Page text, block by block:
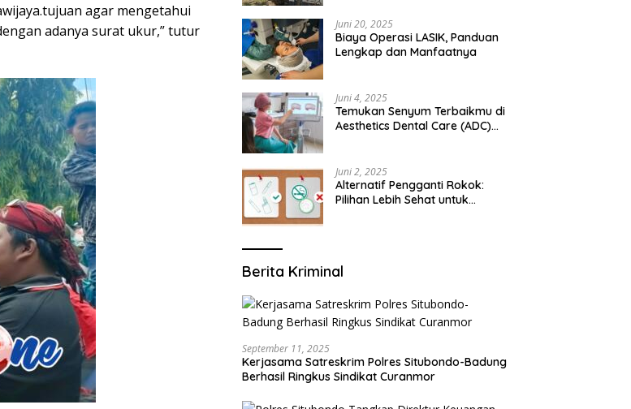
agar mengetahui
adanya surat ukur,” tutur
Juni 20, 2025
Biaya Operasi LASIK, Panduan
Lengkap dan Manfaatnya
Juni 4, 2025
Temukan Senyum Terbaikmu di
Aesthetics Dental Care (ADC)
Juni 2, 2025
Alternatif Pengganti Rokok:
Pilihan Lebih Sehat untuk
Berita Kriminal
September 11, 2025
Kerjasama Satreskrim Polres Situbondo-Badung
Berhasil Ringkus Sindikat Curanmor